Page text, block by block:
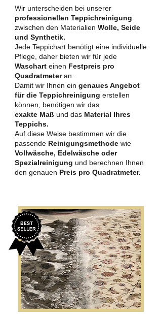
Wir unterscheiden bei unserer
professionellen Teppichreinigung
zwischen den Materialien Wolle, Seide
und Synthetik.
Jede Teppichart benötigt eine individuelle
Pflege, daher bieten wir für jede
Waschart einen Festpreis pro
Quadratmeteran.
Damit wir Ihnen ein genaues Angebot
für die Teppichreinigung erstellen
können, benötigen wir das
exakte Maß und das Material Ihres
Teppichs.
Auf diese Weise bestimmen wir die
passende Reinigungsmethode wie
Vollwäsche, Edelwäsche oder
Spezialreinigung und berechnen Ihnen
den genauen Preis pro Quadratmeter.